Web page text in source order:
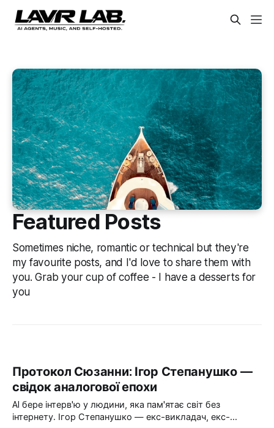
Featured Posts
Sometimes niche, romantic or technical but they're
my favourite posts, and I'd love to share them with
you. Grab your cup of coffee - I have a desserts for
you
Протокол Сюзанни: Ігор Степанушко —
свідок аналогової епохи
AI бере інтерв'ю у людини, яка пам'ятає світ без
інтернету. Ігор Степанушко — екс-викладач, екс-